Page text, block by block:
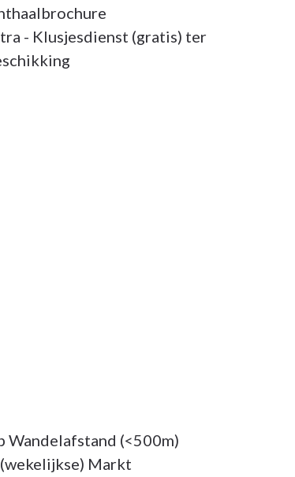
- Klusjesdienst (gratis) ter
Wandelafstand (<500m)
(wekelijkse) Markt